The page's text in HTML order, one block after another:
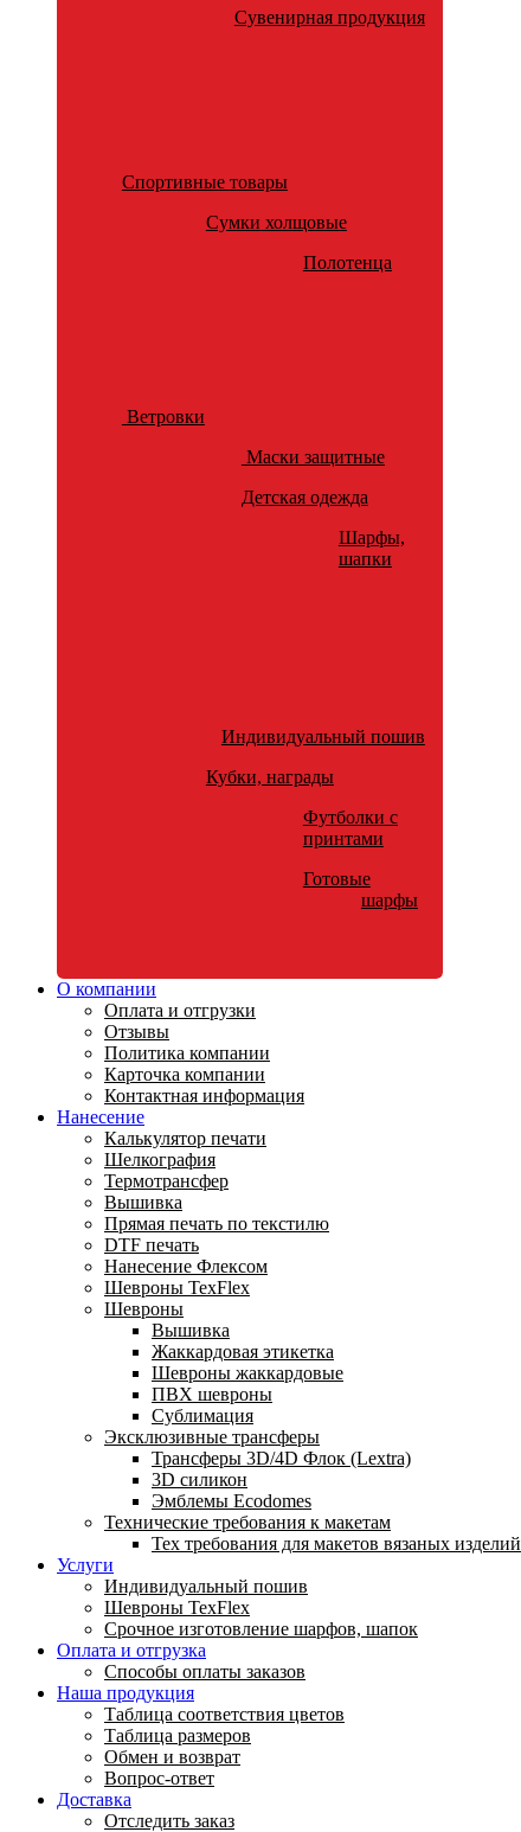
Сувенирная продукция
Спортивные товары
Сумки холщовые
Полотенца
Ветровки
Маски защитные
Детская одежда
Шарфы,
шапки
Индивидуальный пошив
Кубки, награды
Футболки с
принтами
Готовые
шарфы
О компании
Оплата и отгрузки
Отзывы
Политика компании
Карточка компании
Контактная информация
Нанесение
Калькулятор печати
Шелкография
Термотрансфер
Вышивка
Прямая печать по текстилю
DTF печать
Нанесение Флексом
Шевроны TexFlex
Шевроны
Вышивка
Жаккардовая этикетка
Шевроны жаккардовые
ПВХ шевроны
Сублимация
Эксклюзивные трансферы
Трансферы 3D/4D Флок (Lextra)
3D силикон
Эмблемы Ecodomes
Технические требования к макетам
Тех требования для макетов вязаных изделий
Услуги
Индивидуальный пошив
Шевроны TexFlex
Срочное изготовление шарфов, шапок
Оплата и отгрузка
Способы оплаты заказов
Наша продукция
Таблица соответствия цветов
Таблица размеров
Обмен и возврат
Вопрос-ответ
Доставка
Отследить заказ